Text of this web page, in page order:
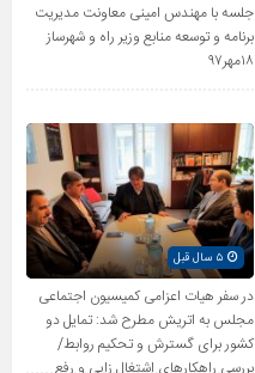
جلسه با مهندس امینی معاونت مدیریت
برنامه و توسعه منابع وزیر راه و شهرساز
۱۸مهر۹۷
۵ سال قبل
در سفر هیات اعزامی کمیسیون اجتماعی
مجلس به اتریش مطرح شد: تمایل دو
کشور برای گسترش و تحکیم روابط/